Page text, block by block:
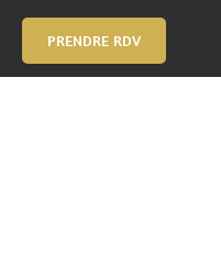
PRENDRE RDV